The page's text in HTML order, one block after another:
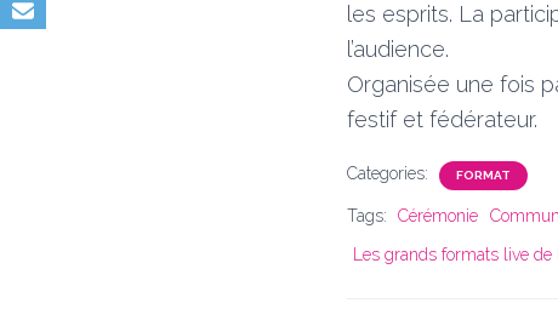
les esprits. La
l’audience.
Organisée une fois
festif et fédérateur.
Categories: FORMAT
Tags: Cérémonie
Les grands formats live